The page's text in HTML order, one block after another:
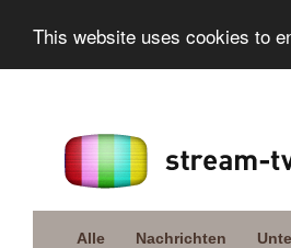
This website uses cookies to
Alle Nachrichten